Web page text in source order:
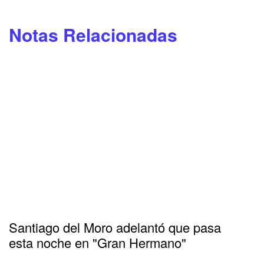
Notas Relacionadas
Santiago del Moro adelantó que pasa
esta noche en "Gran Hermano"